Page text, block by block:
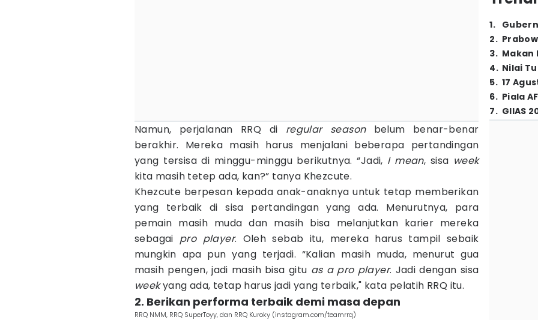
Namun, perjalanan RRQ di regular seasonbelum benar-benar
berakhir. Mereka masih harus menjalani beberapa pertandingan
yang tersisa di minggu-minggu berikutnya. “Jadi, I mean, sisa week
kita masih tetep ada, kan?” tanya Khezcute.
Khezcute berpesan kepada anak-anaknya untuk tetap memberikan
yang terbaik di sisa pertandingan yang ada. Menurutnya, para
pemain masih muda dan masih bisa melanjutkan karier mereka
sebagai pro player. Oleh sebab itu, mereka harus tampil sebaik
mungkin apa pun yang terjadi. “Kalian masih muda, menurut gua
masih pengen, jadi masih bisa gitu as a pro player. Jadi dengan sisa
weekyang ada, tetap harus jadi yang terbaik," kata pelatih RRQ itu.
2. Berikan performa terbaik demi masa depan
RRQ NMM, RRQ SuperToyy, dan RRQ Kuroky (instagram.com/teamrrq)
1.
2.
3. Makan
4. Nilai
5. 17
6. Piala
7. GIIAS